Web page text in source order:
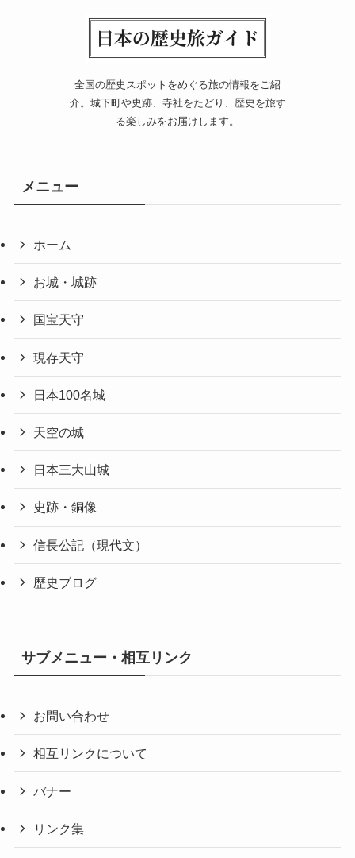
全国の歴史スポットをめぐる旅の情報をご紹
介。城下町や史跡、寺社をたどり、歴史を旅す
る楽しみをお届けします。
メニュー
ホーム
お城・城跡
国宝天守
現存天守
日本100名城
天空の城
日本三大山城
史跡・銅像
信長公記（現代文）
歴史ブログ
サブメニュー・相互リンク
お問い合わせ
相互リンクについて
バナー
リンク集